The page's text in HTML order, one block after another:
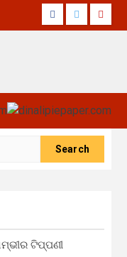
Facebook
Twitter
ଟିପ୍ପଣୀ